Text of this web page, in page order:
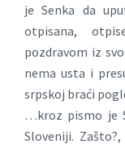
je Senka da
otpisana,
pozdravom iz
nema usta i
srpskoj braći
…kroz pismo je
Sloveniji.